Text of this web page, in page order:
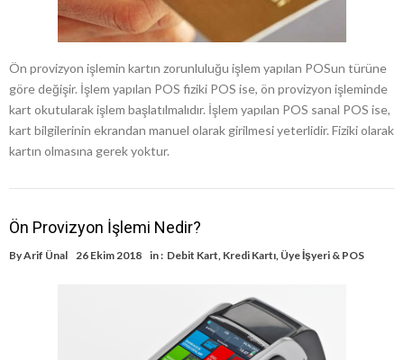
Ön provizyon işlemin kartın zorunluluğu işlem yapılan POSun türüne
göre değişir. İşlem yapılan POS fiziki POS ise, ön provizyon işleminde
kart okutularak işlem başlatılmalıdır. İşlem yapılan POS sanal POS ise,
kart bilgilerinin ekrandan manuel olarak girilmesi yeterlidir. Fiziki olarak
kartın olmasına gerek yoktur.
Ön Provizyon İşlemi Nedir?
ByArif Ünal 26 Ekim 2018 in : Debit Kart, Kredi Kartı, Üye İşyeri & POS